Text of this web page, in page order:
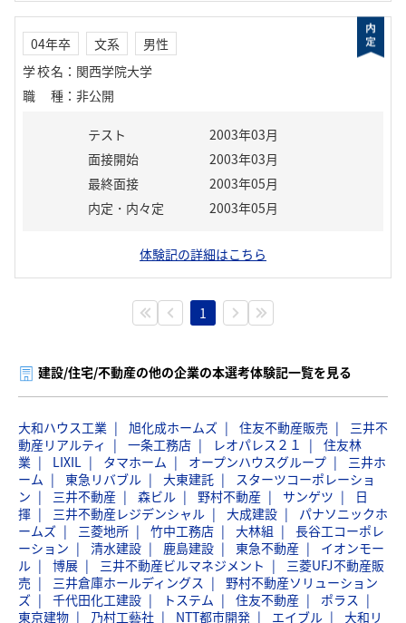
04年卒 文系
男性
学校名 ： 関西学院大学
職種 ： 非公開
テスト
2003年03月
面接開始
2003年03月
最終面接
2003年05月
内定・内々定
2003年05月
体験記の詳細はこちら
1
建設/住宅/不動産の他の企業の本選考体験記一覧を見る
大和ハウス工業 旭化成ホームズ 住友不動産販売
三井不
動産リアルティ
一条工務店 レオパレス２１
住友林
業
LIXIL タマホーム オープンハウスグループ
三井ホ
ーム
東急リバブル 大東建託
スターツコーポレーショ
ン
三井不動産 森ビル 野村不動産 サンゲツ
日
揮
三井不動産レジデンシャル 大成建設
パナソニックホ
ームズ
三菱地所 竹中工務店 大林組
長谷工コーポレ
ーション
清水建設 鹿島建設 東急不動産
イオンモー
ル
博展 三井不動産ビルマネジメント
三菱UFJ不動産販
売
三井倉庫ホールディングス
野村不動産ソリューション
ズ
千代田化工建設 トステム 住友不動産
ポラス
東京建物
乃村工藝社 NTT都市開発 エイブル 大和リ